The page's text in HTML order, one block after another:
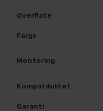
Overflate
Farge
Montering
Kompatibilitet
Garanti